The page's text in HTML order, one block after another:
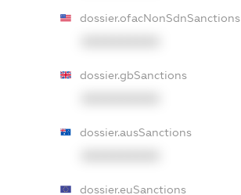
dossier.ofacNonSdnSanctions
dossier.gbSanctions
dossier.ausSanctions
dossier.euSanctions